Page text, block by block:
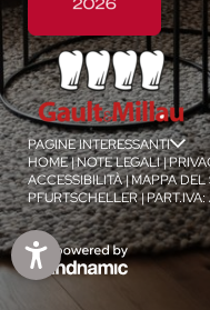
1/4
PAGINE INTERESSANTI
HOME|NOTE LEGALI|
ACCESSIBILITÀ|MAPPA DEL
PFURTSCHELLER|